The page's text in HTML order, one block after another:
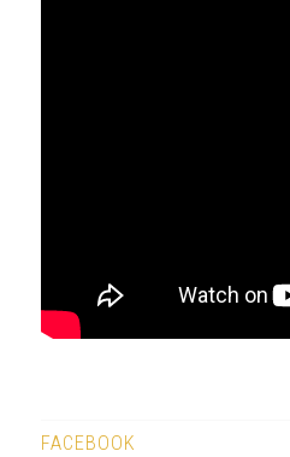
FACEBOOK